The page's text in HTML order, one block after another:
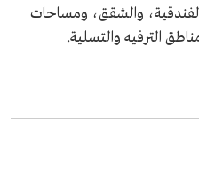
والشقق، ومساحات
الترفيه والتسلية.